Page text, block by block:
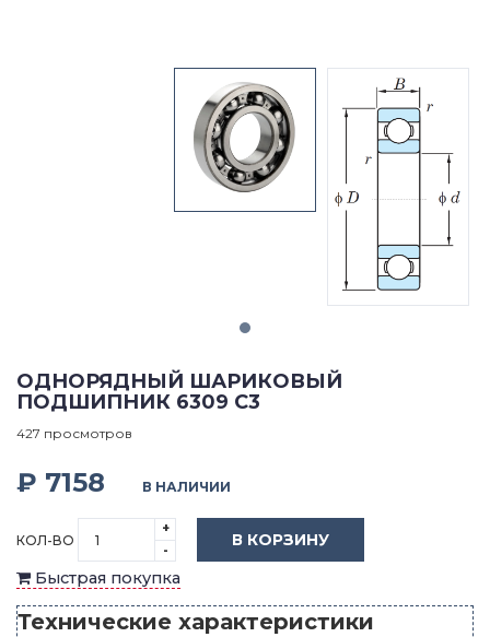
ОДНОРЯДНЫЙ ШАРИКОВЫЙ
ПОДШИПНИК 6309 C3
427 просмотров
₽ 7158 В НАЛИЧИИ
КОЛ-ВО
+
-
В КОРЗИНУ
Быстрая покупка
Технические характеристики